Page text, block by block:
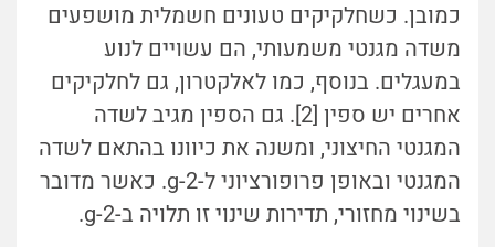
כמובן. כשחלקיקים טעונים חשמלית מושפעים
משדה מגנטי משמעותי, הם עשויים לנוע
במעגלים. בנוסף, כמו לאלקטרון, גם לחלקיקים
אחרים יש ספין [2]. גם הספין מגיב לשדה
המגנטי החיצוני, ומשנה את כיוונו בהתאם לשדה
המגנטי ובאופן פרופורציוני ל-g-2. כאשר מדובר
בשינוי מחזורי, תדירות שינוי זו תלויה ב-g-2.